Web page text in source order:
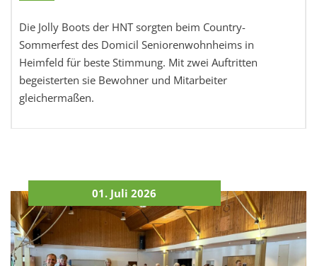
Die Jolly Boots der HNT sorgten beim Country-
Sommerfest des Domicil Seniorenwohnheims in
Heimfeld für beste Stimmung. Mit zwei Auftritten
begeisterten sie Bewohner und Mitarbeiter
gleichermaßen.
01. Juli 2026